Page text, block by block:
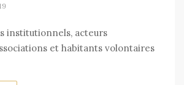
institutionnels, acteurs
et habitants volontaires